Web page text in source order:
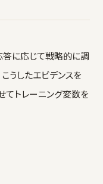
答に応じて戦略的に調
うしたエビデンスを
てトレーニング変数を